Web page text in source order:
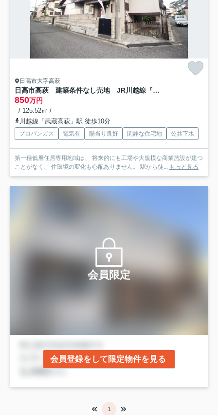
日高市大字高萩
日高市高萩 建築条件なし売地 JR川越線『武蔵高萩駅』徒歩10分 【高萩小学区】
850万円
- / 125.52㎡ / -
川越線「武蔵高萩」駅 徒歩10分
プロパンガス 電気有 陽当り良好 閑静な住宅地 公共下水
第一種低層住居専用地域は、 将来的にも工場や大規模な商業施設が建つ
ことがなく、 住環境の変化も心配ありません。 駅から徒... もっと見る
会員限定
会員登録をして限定物件を見る
1